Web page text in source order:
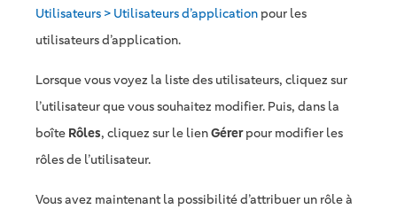
Utilisateurs > Utilisateurs d’application pour les
utilisateurs d’application.
Lorsque vous voyez la liste des utilisateurs, cliquez sur
l’utilisateur que vous souhaitez modifier. Puis, dans la
boîte Rôles, cliquez sur le lienGérerpour modifier les
rôles de l’utilisateur.
Vous avez maintenant la possibilité d’attribuer un rôle à